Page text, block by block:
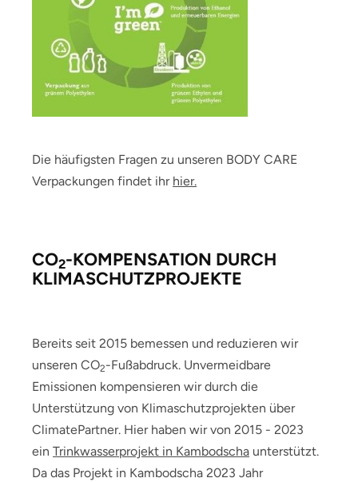
Die häufigsten Fragen zu unseren BODY CARE
Verpackungen findet ihr hier.
CO2-KOMPENSATION DURCH
KLIMASCHUTZPROJEKTE
Bereits seit 2015 bemessen und reduzieren wir
unseren CO2-Fußabdruck. Unvermeidbare
Emissionen kompensieren wir durch die
Unterstützung von Klimaschutzprojekten über
ClimatePartner. Hier haben wir von 2015 - 2023
ein Trinkwasserprojekt in Kambodscha unterstützt.
Da das Projekt in Kambodscha 2023 Jahr